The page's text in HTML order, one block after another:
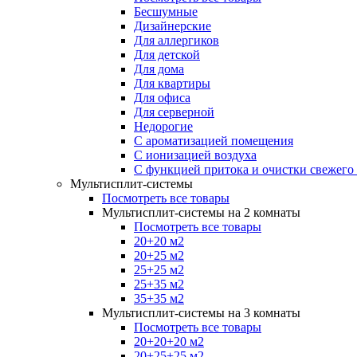
Бесшумные
Дизайнерские
Для аллергиков
Для детской
Для дома
Для квартиры
Для офиса
Для серверной
Недорогие
С ароматизацией помещения
С ионизацией воздуха
С функцией притока и очистки свежего
Мультисплит-системы
Посмотреть все товары
Мультисплит-системы на 2 комнаты
Посмотреть все товары
20+20 м2
20+25 м2
25+25 м2
25+35 м2
35+35 м2
Мультисплит-системы на 3 комнаты
Посмотреть все товары
20+20+20 м2